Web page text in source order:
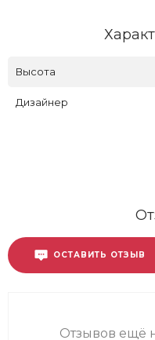
Высота
Дизайнер
ОСТАВИТЬ ОТЗЫВ
Отзывов ещё